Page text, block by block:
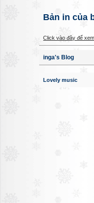
Bản in của
Click vào đây để
inga's Blog
Lovely music